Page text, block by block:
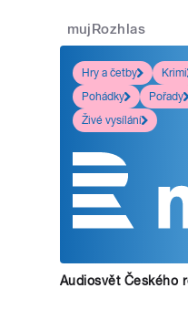
mujRozhlas
Hry a četby
Krimi
Pohádky
Pořady
Živé vysílání
Audiosvět Českého